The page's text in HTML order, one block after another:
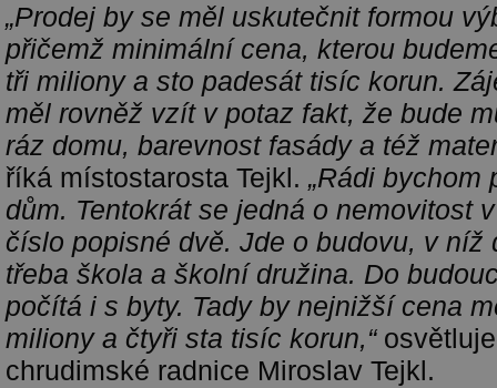
„Prodej by se měl uskutečnit formou
přičemž minimální cena, kterou
tři miliony a sto padesát tisíc korun.
měl rovněž vzít v potaz fakt, že bude
ráz domu, barevnost fasády a též
říká místostarosta Tejkl. „Rádi bychom
dům. Tentokrát se jedná o nemovitost
číslo popisné dvě. Jde o budovu, v níž
třeba škola a školní družina. Do
počítá i s byty. Tady by nejnižší cena
miliony a čtyři sta tisíc korun,“
chrudimské radnice Miroslav Tejkl.